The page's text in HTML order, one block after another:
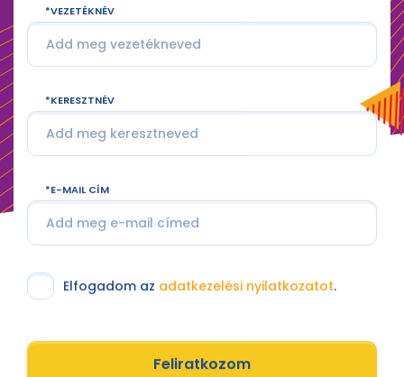
VEZETÉKNÉV
KERESZTNÉV
E-MAIL CÍM
Elfogadom az adatkezelési nyilatkozatot.
Feliratkozom